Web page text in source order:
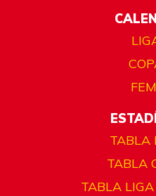
TABLA
TABLA
TABLA